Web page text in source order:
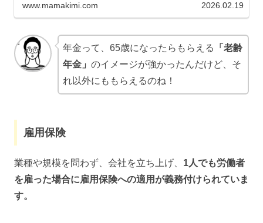
www.mamakimi.com 2026.02.19
年金って、65歳になったらもらえる
「老齢
年金」 のイメージが強かったんだけど、そ
れ以外にももらえるのね！
雇用保険
業種や規模を問わず、会社を立ち上げ、 1人でも労働者
を雇った場合に雇用保険への適用が義務付けられていま
す。